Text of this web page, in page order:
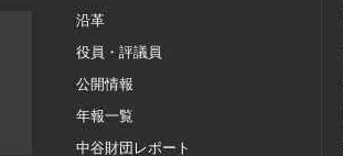
沿革
役員・評議員
公開情報
年報一覧
中谷財団レポート